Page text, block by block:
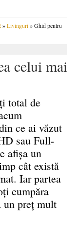
»Livinguri» Ghid pentru
celui mai
total de
ce ai văzut
sau Full-
afișa un
cât există
Iar partea
cumpăra
un preț mult